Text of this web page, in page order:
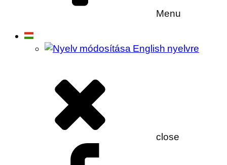
Menu
close